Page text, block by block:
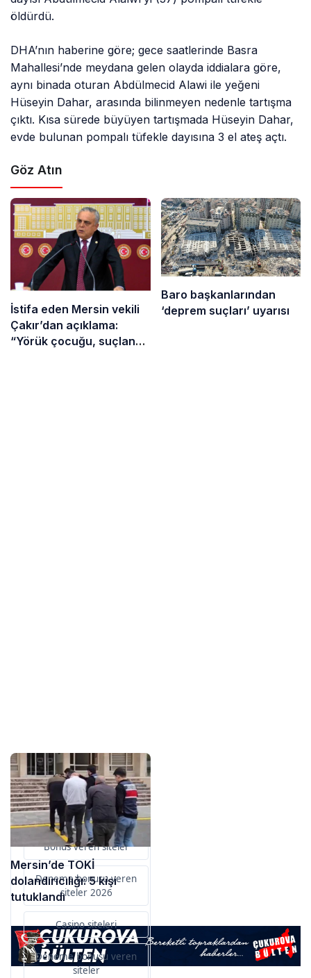
öldürdü.
DHA’nın haberine göre; gece saatlerinde Basra
Mahallesi’nde meydana gelen olayda iddialara göre,
aynı binada oturan Abdülmecid Alawi ile yeğeni
Hüseyin Dahar, arasında bilinmeyen nedenle tartışma
çıktı. Kısa sürede büyüyen tartışmada Hüseyin Dahar,
evde bulunan pompalı tüfekle dayısına 3 el ateş açtı.
Göz Atın
İstifa eden Mersin vekili
Çakır’dan açıklama:
“Yörük çocuğu, suçlanan
Sponsorlarımız
Bu içerik destekçileri
primebahis resmi giris
Bonus veren siteler
Deneme bonusu veren
siteler 2026
Casino siteleri
Deneme bonusu veren
siteler
Baro başkanlarından
‘deprem suçları’ uyarısı
Mersin’de TOKİ
dolandırıcılığı: 5 kişi
tutuklandı